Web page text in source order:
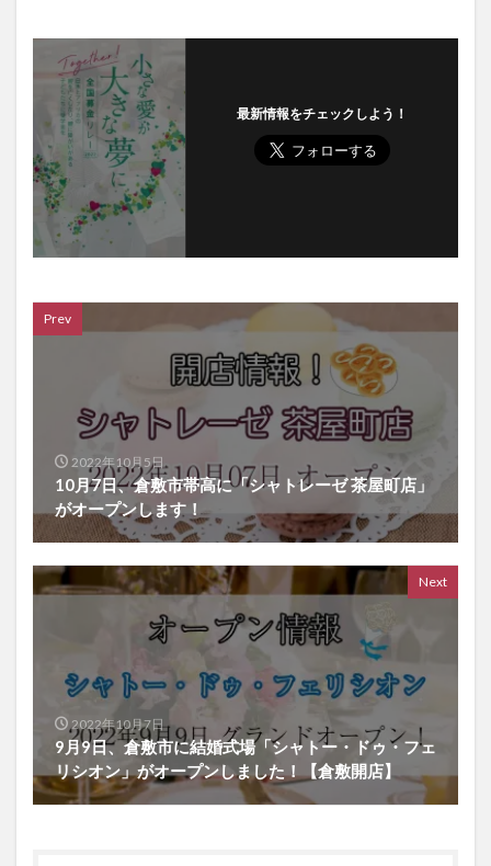
最新情報をチェックしよう！
Prev
2022年10月5日
10月7日、倉敷市帯高に「シャトレーゼ 茶屋町店」
がオープンします！
Next
2022年10月7日
9月9日、倉敷市に結婚式場「シャトー・ドゥ・フェ
リシオン」がオープンしました！【倉敷開店】